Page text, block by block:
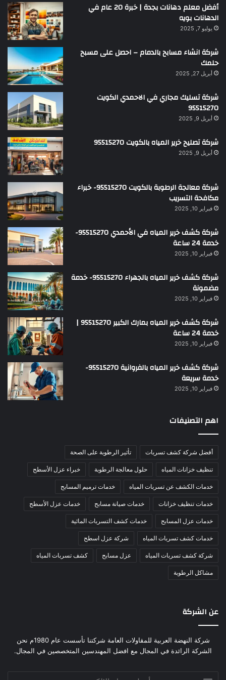
أفضل معلم دهانات بجدة | خبرة 20 عام في
الدهانات بويه
يوليو 7, 2025
شركة انشاء مسابح بالدمام – احصل على مسبح
حلمك
أبريل 27, 2025
شركة تسليك مجاري في الاحمدي الكويت
95515270
أبريل 9, 2025
شركة تصليح خرير المياه بالكويت 95515270
أبريل 9, 2025
شركة معالجة الرطوبة بالكويت 95515270- خبراء
مكافحة التسريب
فبراير 10, 2025
شركة كشف خرير المياه في الأحمدي 95515270-
خدمة 24 ساعة
فبراير 10, 2025
شركة كشف خرير المياه بالجهراء 95515270- خدمة
مضمونة
فبراير 10, 2025
شركة كشف خرير المياه بمارك الكبير 95515270 |
خدمة 24 ساعة
فبراير 10, 2025
شركة كشف خرير المياه بالفروانية 95515270-
خدمة سريعة
فبراير 10, 2025
اهم التصنيفات
أفضل شركة كشف تسربات تأثير الرطوبة على الصحة
تنظيف خزانات المياه حلول معالجة الرطوبة خبراء عزل الأسطح
خدمات الكشف عن تسربات المياه خدمات ترميم المسابح
خدمات تنظيف خزانات خدمات صيانة مسابح خدمات عزل الأسطح
خدمات عزل المسابح خدمات كشف التسربات المائية
خدمات كشف تسربات المياه شركة عزل اسطح
شركة كشف تسربات المياه عزل مسابح كشف تسربات المياه
مشاكل الرطوبة
عن الشركة
شركة النهضة العربية للمقاولات العامة شركتنا تأسست عام 1980م نحن
الشركة الرائدة في المجال مع افضل المهندسين المتخصصين في المجال.